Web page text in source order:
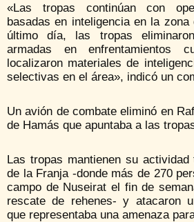
«Las tropas continúan con
basadas en inteligencia en la zona
último día, las tropas
armadas en enfrentamientos
localizaron materiales de
selectivas en el área», indicó un
Un avión de combate eliminó en
de Hamás que apuntaba a las
Las tropas mantienen su
de la Franja -donde más de 270
campo de Nuseirat el fin de
rescate de rehenes- y atacaron
que representaba una amenaza